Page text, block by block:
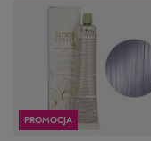
PROMOCJA